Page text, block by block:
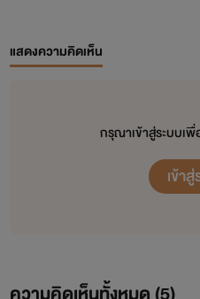
แสดงความคิดเห็น
กรุณาเข้าสู่ระบบเ
เข้า